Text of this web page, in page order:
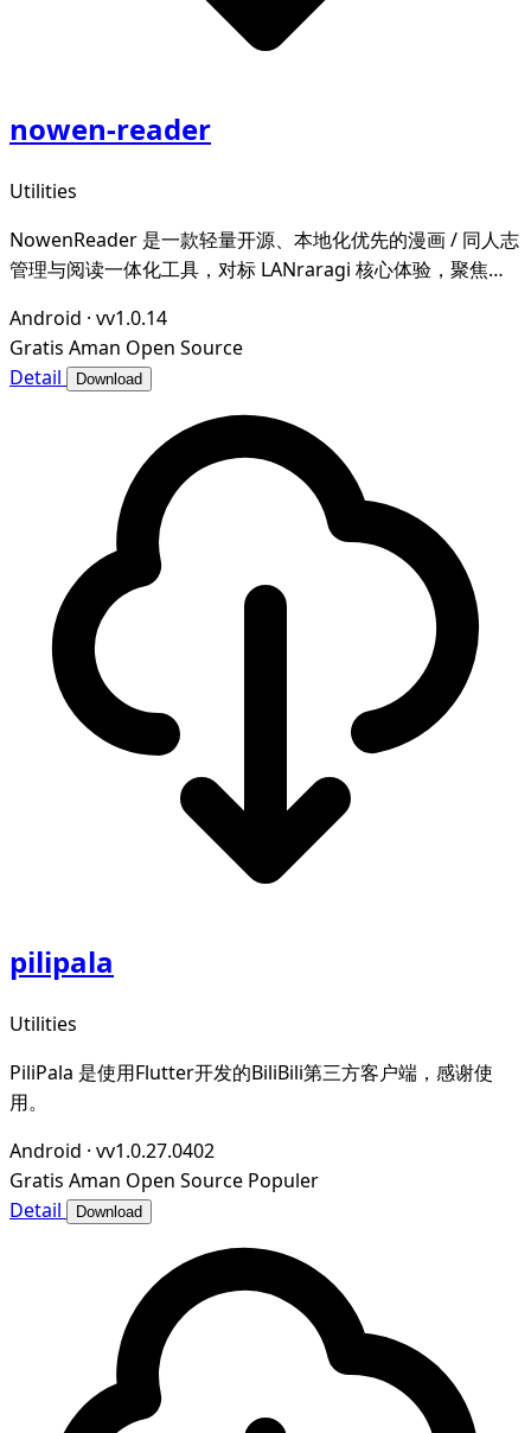
nowen-reader
Utilities
NowenReader 是一款轻量开源、本地化优先的漫画 / 同人志
管理与阅读一体化工具，对标 LANraragi 核心体验，聚焦本
画爱好者打造私域、可控、高效的个人漫画图书馆。
Android · vv1.0.14
Gratis Aman Open Source
Detail
Download
pilipala
Utilities
PiliPala 是使用Flutter开发的BiliBili第三方客户端，感谢使
用。
Android · vv1.0.27.0402
Gratis Aman Open Source Populer
Detail
Download